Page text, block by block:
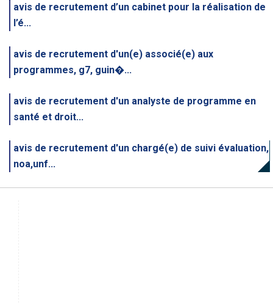
avis de recrutement d’un cabinet pour la réalisation de
l’é...
avis de recrutement d'un(e) associé(e) aux
programmes, g7, guin�...
avis de recrutement d'un analyste de programme en
santé et droit...
avis de recrutement d'un chargé(e) de suivi évaluation,
noa,unf...